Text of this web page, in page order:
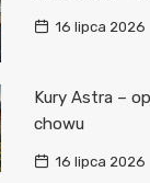
16 lipca 2026
Kury Astra –
chowu
16 lipca 2026